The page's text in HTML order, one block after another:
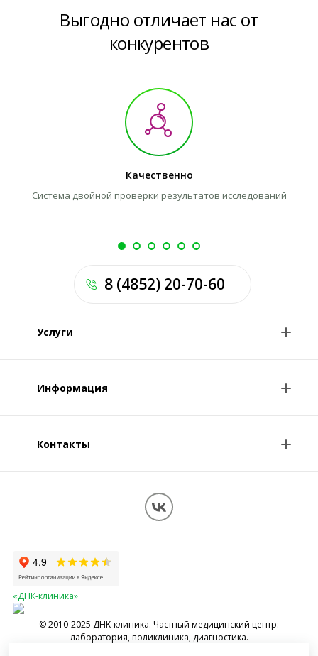
Выгодно отличает нас от
конкурентов
Качественно
Система двойной проверки результатов исследований
Услуги
Консультации врачей
Информация
О клинике
Обработка персональных данных
Контакты
«ДНК-клиника»
© 2010-2025 ДНK-клиника. Частный медицинский центр:
лаборатория, поликлиника, диагностика.
8 (4852) 20-70-60